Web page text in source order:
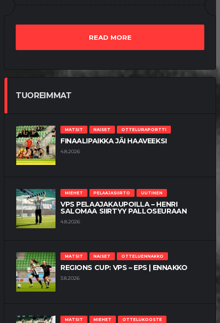
READ MORE
TUOREIMMAT
MATSIT NAISET OTTELURAPORTTI
FINAALIPAIKKA JÄI HAAVEEKSI
4.8.2026
MIEHET PELAAJASIIRTO UUTINEN
VPS PELAAJAKAUPOILLA – HENRI
SALOMAA SIIRTYY PALLOSEURAAN
4.8.2026
MATSIT NAISET OTTELUENNAKKO
REGIONS CUP: VPS – EPS | ENNAKKO
3.8.2026
MATSIT MIEHET
OTTELUKOOSTE